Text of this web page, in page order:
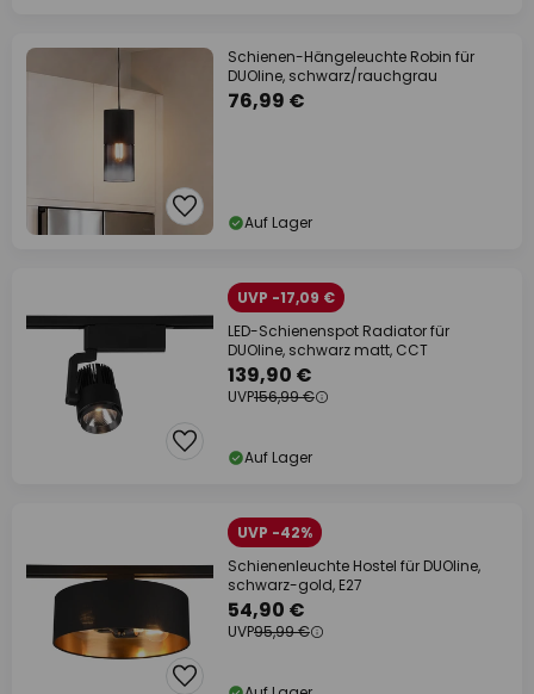
Schienen-Hängeleuchte Robin für
DUOline, schwarz/rauchgrau
76,99 €
Auf Lager
UVP -17,09 €
LED-Schienenspot Radiator für
DUOline, schwarz matt, CCT
139,90 €
UVP156,99 €
Auf Lager
UVP -42%
Schienenleuchte Hostel für DUOline,
schwarz-gold, E27
54,90 €
UVP95,99 €